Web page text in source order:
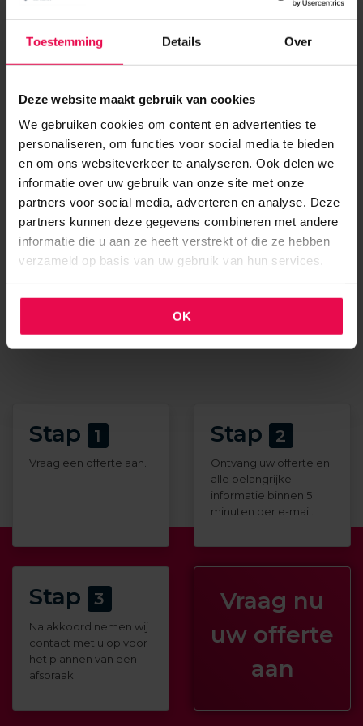
Toestemming Details Over
Deze website maakt gebruik van cookies
We gebruiken cookies om content en advertenties te
personaliseren, om functies voor social media te bieden
en om ons websiteverkeer te analyseren. Ook delen we
informatie over uw gebruik van onze site met onze
partners voor social media, adverteren en analyse. Deze
partners kunnen deze gegevens combineren met andere
informatie die u aan ze heeft verstrekt of die ze hebben
verzameld op basis van uw gebruik van hun services.
OK
Veelvoorkomende oorzaken zijn onder
andere:
versleten of gescheurd kit- en voegwerk
een lekkage aan de douche-, bad- of
wastafelafvoer;
een defect in het inbouwreservoir van
het toilet;
een montage- of constructiefout.
Onze specialisten onderzoeken eerst waar
het vocht daadwerkelijk vandaan komt. Zo
gericht worden hersteld.
badkamerlekkage op?
Iedere badkamer is anders. Daarom bepalen
onze specialisten altijd ter plaatse welke
onderzoeksmethoden het beste passen bij
uw situatie. Daarbij maken we gebruik van
moderne meetapparatuur en meer dan 25
specialistische onderzoekstechnieken.
Afhankelijk van de situatie zetten wij onder
andere de volgende technieken in.
Endoscopie
Stap 1
Vraag een offerte aan.
Stap 2
Ontvang uw offerte en
alle belangrijke
informatie binnen 5
minuten per e-mail.
Stap 3
Na akkoord nemen wij
contact met u op voor
het plannen van een
afspraak.
Vraag nu
uw offerte
aan